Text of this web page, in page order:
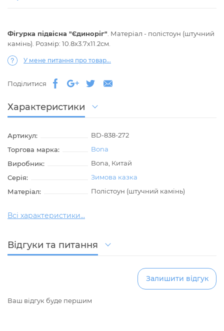
Фігурка підвісна "Єдиноріг" . Матеріал - полістоун (штучний
камінь). Розмір: 10.8х3.7х11.2см.
У мене питання про товар...
Поділитися
Характеристики
Артикул:
BD-838-272
Торгова марка:
Bona
Виробник:
Bona, Китай
Серія:
Зимова казка
Матеріал:
Полістоун (штучний камінь)
Всі характеристики...
Відгуки та питання
Залишити відгук
Ваш відгук буде першим